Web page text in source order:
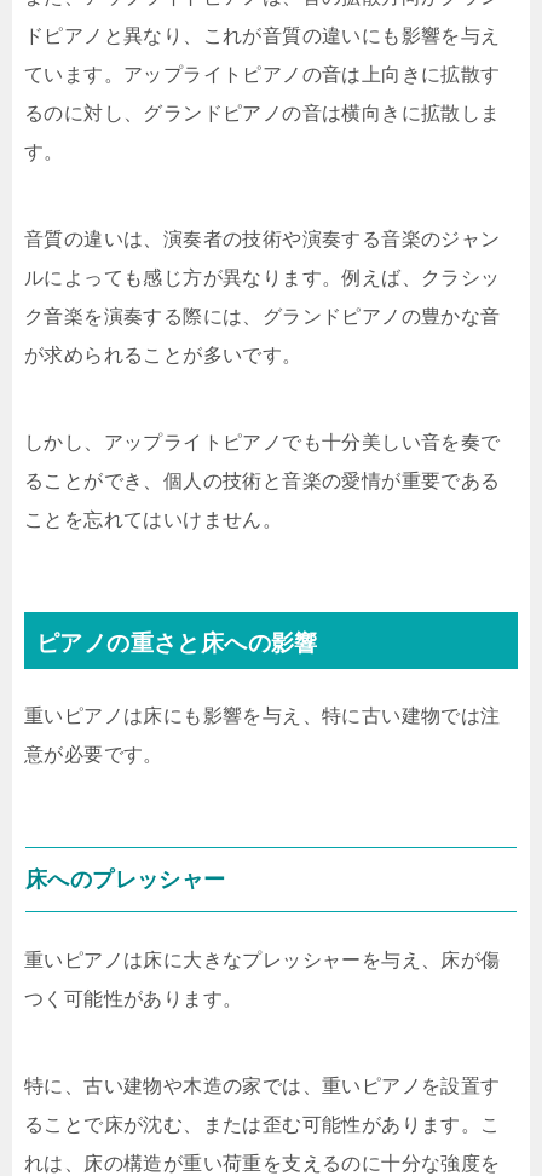
ドピアノと異なり、これが音質の違いにも影響を与え
ています。アップライトピアノの音は上向きに拡散す
るのに対し、グランドピアノの音は横向きに拡散しま
す。
音質の違いは、演奏者の技術や演奏する音楽のジャン
ルによっても感じ方が異なります。例えば、クラシッ
ク音楽を演奏する際には、グランドピアノの豊かな音
が求められることが多いです。
しかし、アップライトピアノでも十分美しい音を奏で
ることができ、個人の技術と音楽の愛情が重要である
ことを忘れてはいけません。
ピアノの重さと床への影響
重いピアノは床にも影響を与え、特に古い建物では注
意が必要です。
床へのプレッシャー
重いピアノは床に大きなプレッシャーを与え、床が傷
つく可能性があります。
特に、古い建物や木造の家では、重いピアノを設置す
ることで床が沈む、または歪む可能性があります。こ
れは、床の構造が重い荷重を支えるのに十分な強度を